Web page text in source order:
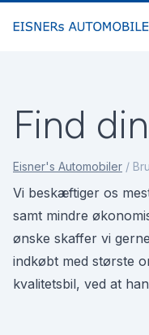
Find
Eisner's Automobiler /
Vi beskæftiger os
samt mindre
ønske skaffer vi
indkøbt med største
kvalitetsbil, ved at